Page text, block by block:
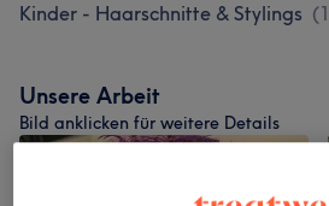
Kinder - Haarschnitte & Stylings (1
Unsere Arbeit
Bild anklicken für weitere Details